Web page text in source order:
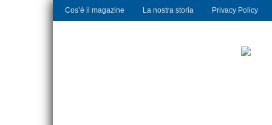
Cos’è il magazine La nostra storia Privacy Policy